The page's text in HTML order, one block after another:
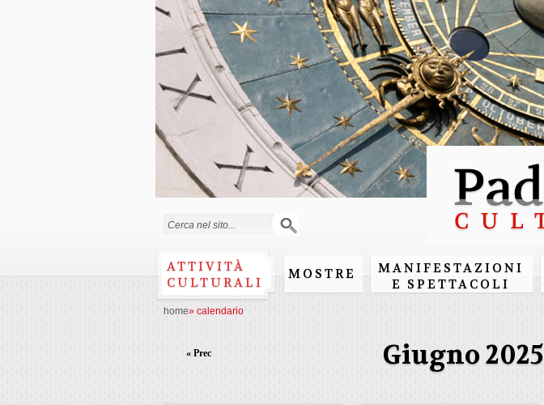
Salta al
contenuto
principale
Form di ricerca
ATTIVITÀ
CULTURALI
MOSTRE
MANIFESTAZIONI
E SPETTACOLI
home» calendario
Giugno 2025
« Prec